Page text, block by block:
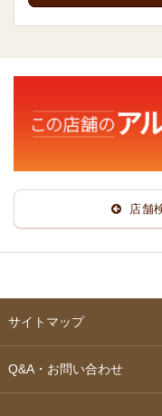
店舗
サイトマップ
Q&A・お問い合わせ